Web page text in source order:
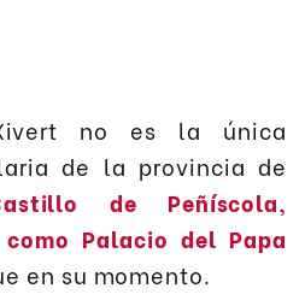
no es la única
de la provincia de
de Peñíscola,
Palacio del Papa
en su momento.